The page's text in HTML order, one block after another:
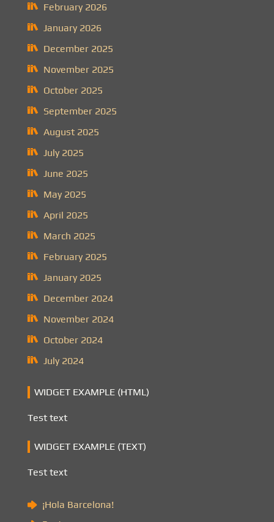
February 2026
January 2026
December 2025
November 2025
October 2025
September 2025
August 2025
July 2025
June 2025
May 2025
April 2025
March 2025
February 2025
January 2025
December 2024
November 2024
October 2024
July 2024
WIDGET EXAMPLE (HTML)
Test text
WIDGET EXAMPLE (TEXT)
Test text
¡Hola Barcelona!